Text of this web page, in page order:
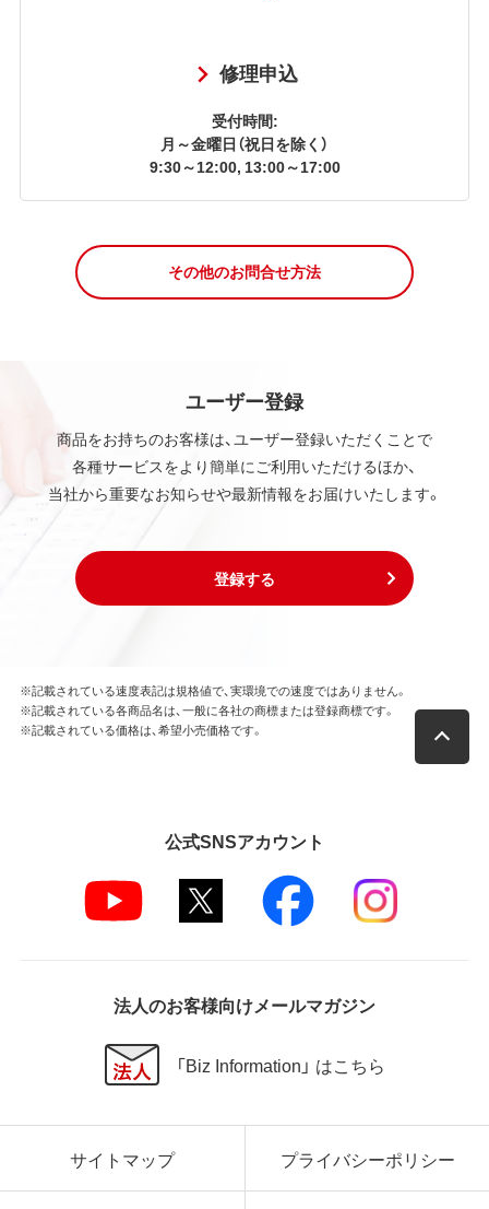
修理申込
受付時間:
月～金曜日（祝日を除く）
9:30～12:00, 13:00～17:00
その他のお問合せ方法
ユーザー登録
商品をお持ちのお客様は、ユーザー登録いただくことで
各種サービスをより簡単にご利用いただけるほか、
当社から重要なお知らせや最新情報をお届けいたします。
登録する
※記載されている速度表記は規格値で、実環境での速度ではありません。
※記載されている各商品名は、一般に各社の商標または登録商標です。
※記載されている価格は、希望小売価格です。
公式SNSアカウント
法人のお客様向けメールマガジン
「Biz Information」 はこちら
サイトマップ プライバシーポリシー